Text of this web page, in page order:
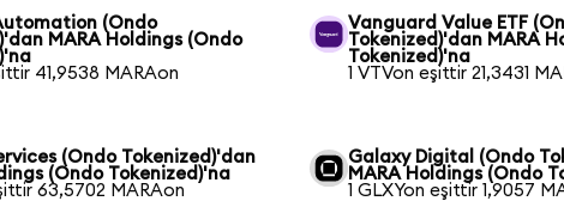
(Ondo
MARA Holdings (Ondo
41,9538 MARAon
Vanguard Value ETF
Tokenized)'dan MARA
Tokenized)'na
1 VTVon eşittir 21,3431
(Ondo Tokenized)'dan
(Ondo Tokenized)'na
63,5702 MARAon
Galaxy Digital (Ondo
MARA Holdings (Ondo
1 GLXYon eşittir 1,9057